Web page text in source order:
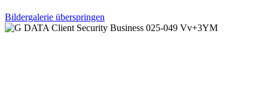
Bildergalerie überspringen